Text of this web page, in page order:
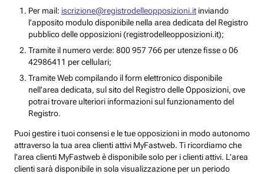
Per mail: iscrizione@registrodelleopposizioni.it inviando
l’apposito modulo disponibile nella area dedicata del Registro
pubblico delle opposizioni (registrodelleopposizioni.it);
Tramite il numero verde: 800 957 766 per utenze fisse o 06
42986411 per cellulari;
Tramite Web compilando il form elettronico disponibile
nell’area dedicata, sul sito del Registro delle Opposizioni, ove
potrai trovare ulteriori informazioni sul funzionamento del
Registro.
Puoi gestire i tuoi consensi e le tue opposizioni in modo autonomo
attraverso la tua area clienti attivi MyFastweb. Ti ricordiamo che
l’area clienti MyFastweb è disponibile solo per i clienti attivi. L’area
clienti sarà disponibile in sola visualizzazione per un periodo